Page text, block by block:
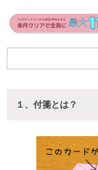
１、付箋とは？